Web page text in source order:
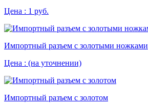
Цена : 1 руб.
Импортный разъем с золотыми ножками
Цена : (на уточнении)
Импортный разъем с золотом